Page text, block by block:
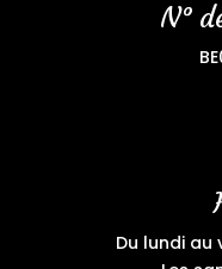
N°
Du lundi au